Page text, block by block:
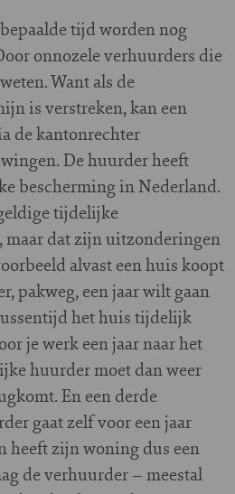
tijd worden nog
onnozele verhuurders die
Want als de
is verstreken, kan een
de kantonrechter
De huurder heeft
bescherming in Nederland.
tijdelijke
maar dat zijn uitzonderingen
alvast een huis koopt
pakweg, een jaar wilt gaan
het huis tijdelijk
je werk een jaar naar het
huurder moet dan weer
En een derde
gaat zelf voor een jaar
heeft zijn woning dus een
de verhuurder – meestal